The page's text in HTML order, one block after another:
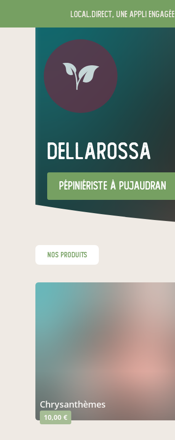
local.direct, une appli engagée
Dellarossa
pépiniériste à Pujaudran
nos produits
chrysanthèmes
10,00 €